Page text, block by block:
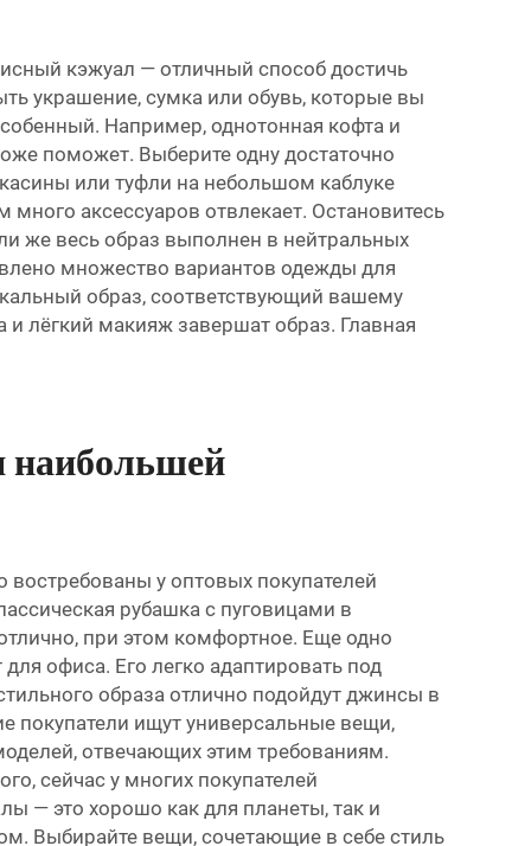
кэжуал — отличный способ достичь
украшение, сумка или обувь, которые вы
Например, однотонная кофта и
поможет. Выберите одну достаточно
или туфли на небольшом каблуке
аксессуаров отвлекает. Остановитесь
же весь образ выполнен в нейтральных
множество вариантов одежды для
образ, соответствующий вашему
лёгкий макияж завершат образ. Главная
наибольшей
у оптовых покупателей
рубашка с пуговицами в
при этом комфортное. Еще одно
офиса. Его легко адаптировать под
образа отлично подойдут джинсы в
покупатели ищут универсальные вещи,
отвечающих этим требованиям.
сейчас у многих покупателей
— это хорошо как для планеты, так и
Выбирайте вещи, сочетающие в себе стиль